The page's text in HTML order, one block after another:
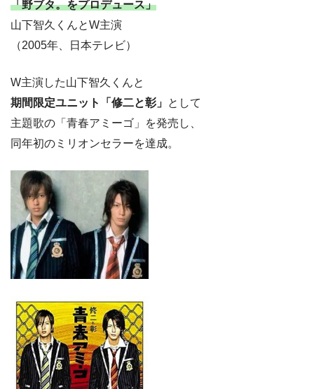
「野ブタ。をプロデュース」
山下智久くんとW主演
（2005年、日本テレビ）
W主演した山下智久くんと
期間限定ユニット「修二と彰」 として
主題歌の「青春アミーゴ」を発売し、
同年初のミリオンセラーを達成。